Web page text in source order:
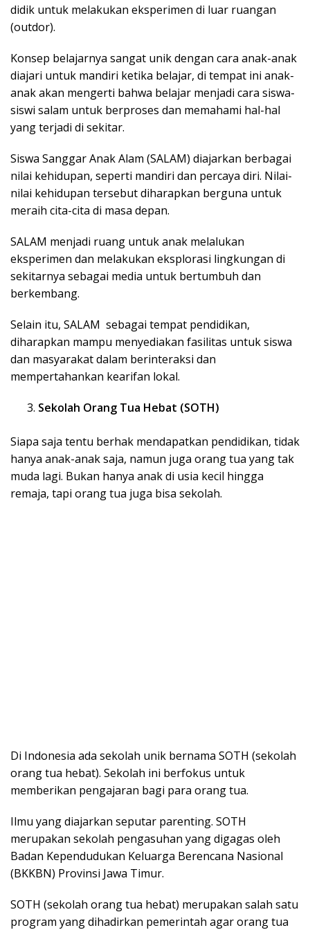
didik untuk melakukan eksperimen di luar ruangan
(outdor).
Konsep belajarnya sangat unik dengan cara anak-anak
diajari untuk mandiri ketika belajar, di tempat ini anak-
anak akan mengerti bahwa belajar menjadi cara siswa-
siswi salam untuk berproses dan memahami hal-hal
yang terjadi di sekitar.
Siswa Sanggar Anak Alam (SALAM) diajarkan berbagai
nilai kehidupan, seperti mandiri dan percaya diri. Nilai-
nilai kehidupan tersebut diharapkan berguna untuk
meraih cita-cita di masa depan.
SALAM menjadi ruang untuk anak melalukan
eksperimen dan melakukan eksplorasi lingkungan di
sekitarnya sebagai media untuk bertumbuh dan
berkembang.
Selain itu, SALAM sebagai tempat pendidikan,
diharapkan mampu menyediakan fasilitas untuk siswa
dan masyarakat dalam berinteraksi dan
mempertahankan kearifan lokal.
Sekolah Orang Tua Hebat (SOTH)
Siapa saja tentu berhak mendapatkan pendidikan, tidak
hanya anak-anak saja, namun juga orang tua yang tak
muda lagi. Bukan hanya anak di usia kecil hingga
remaja, tapi orang tua juga bisa sekolah.
Di Indonesia ada sekolah unik bernama SOTH (sekolah
orang tua hebat). Sekolah ini berfokus untuk
memberikan pengajaran bagi para orang tua.
Ilmu yang diajarkan seputar parenting. SOTH
merupakan sekolah pengasuhan yang digagas oleh
Badan Kependudukan Keluarga Berencana Nasional
(BKKBN) Provinsi Jawa Timur.
SOTH (sekolah orang tua hebat) merupakan salah satu
program yang dihadirkan pemerintah agar orang tua